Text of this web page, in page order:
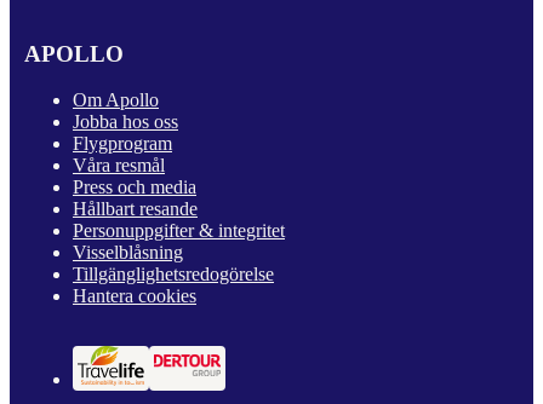
APOLLO
Om Apollo
Jobba hos oss
Flygprogram
Våra resmål
Press och media
Hållbart resande
Personuppgifter & integritet
Visselblåsning
Tillgänglighetsredogörelse
Hantera cookies